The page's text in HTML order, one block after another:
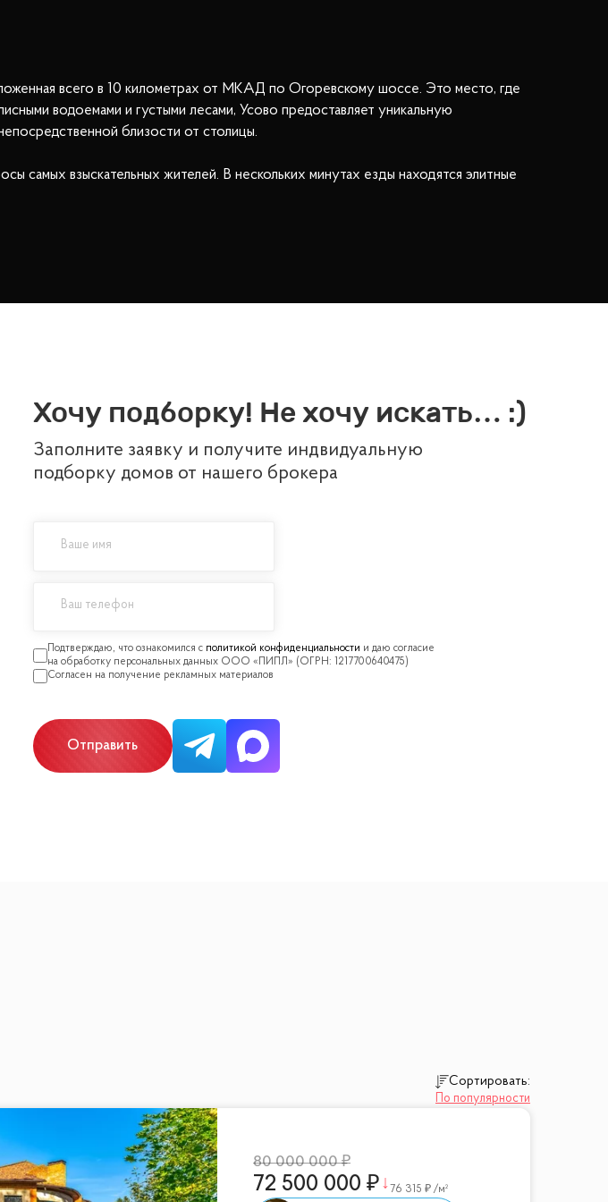
всего в 10 километрах от МКАД по Огоревскому шоссе. Это место, где
водоемами и густыми лесами, Усово предоставляет уникальную
близости от столицы.
самых взыскательных жителей. В нескольких минутах езды находятся элитные
покупки, но и насладиться изысканными блюдами в ресторанах «Веранда
Хочу подборку! Не хочу искать… :)
Заполните заявку и получите индвидуальную
подборку домов от нашего брокера
политикой конфиденциальности
Отправить
Сортировать:
По популярности
80 000 000
72 500 000 76 315 /м²